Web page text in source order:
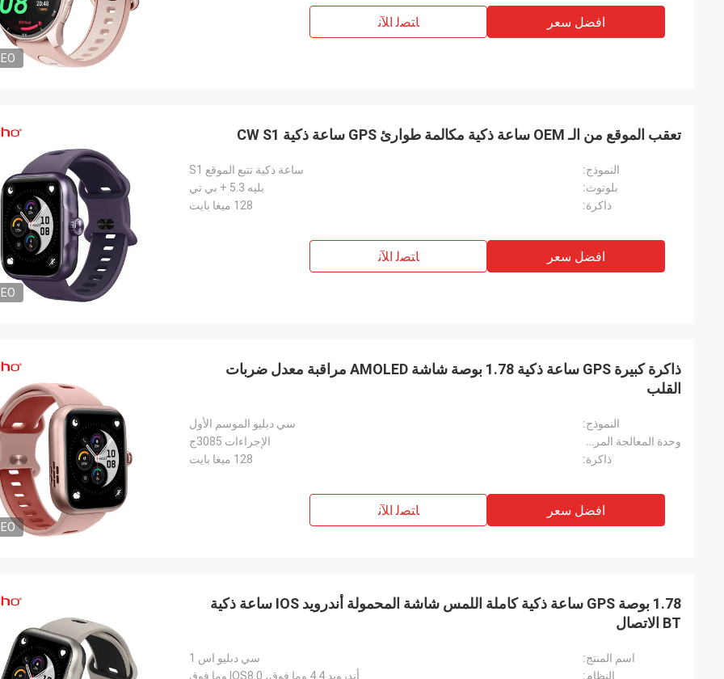
افضل سعر ﺎﺘﺼﻟ ﺍﻶﻧ
تعقب الموقع من الـ OEM ساعة ذكية مكالمة طوارئ GPS ساعة ذكية CW S1
النموذج:
ساعة ذكية تتبع الموقع S1
بلوتوث:
بليه 5.3 + بي تي
ذاكرة:
128 ميغا بايت
افضل سعر ﺎﺘﺼﻟ ﺍﻶﻧ
ذاكرة كبيرة GPS ساعة ذكية 1.78 بوصة شاشة AMOLED مراقبة معدل ضربات
القلب
النموذج:
سي دبليو الموسم الأول
وحدة المعالجة المركزية:
الإجراءات 3085ج
ذاكرة:
128 ميغا بايت
افضل سعر ﺎﺘﺼﻟ ﺍﻶﻧ
1.78 بوصة GPS ساعة ذكية كاملة اللمس شاشة المحمولة أندرويد IOS ساعة ذكية
BT الاتصال
اسم المنتج:
سي دبليو اس 1
النظام:
أندرويد 4.4 وما فوق، IOS8.0 وما فوق